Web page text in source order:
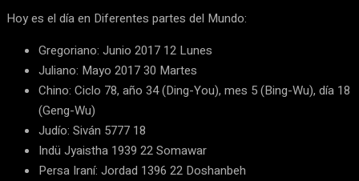
Hoy es el día en Diferentes partes del Mundo:
Gregoriano: Junio 2017 12 Lunes
Juliano: Mayo 2017 30 Martes
Chino: Ciclo 78, año 34 (Ding-You), mes 5 (Bing-Wu), día 18
(Geng-Wu)
Judío: Siván 5777 18
Indü Jyaistha 1939 22 Somawar
Persa Iraní: Jordad 1396 22 Doshanbeh